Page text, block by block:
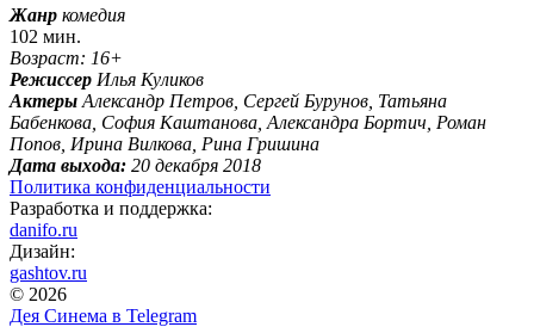
Жанр комедия
102 мин.
Возраст: 16+
Режиссер Илья Куликов
Актеры Александр Петров, Сергей Бурунов, Татьяна
Бабенкова, София Каштанова, Александра Бортич, Роман
Попов, Ирина Вилкова, Рина Гришина
Дата выхода: 20 декабря 2018
Политика конфиденциальности
Разработка и поддержка:
danifo.ru
Дизайн:
gashtov.ru
© 2026
Дея Синема в Telegram